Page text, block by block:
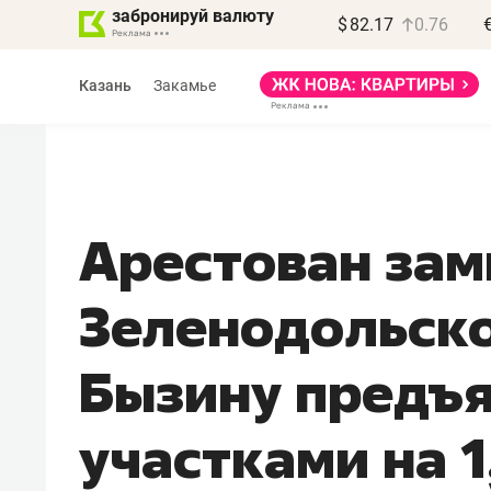
забронируй валюту $ 82.17 0.76
Казань Закамье
Арестован
Бызину
участками на
Василь Мазитов
«Не зная местных
правил, бизнес может
потерять минимум
полгода»
не
чем